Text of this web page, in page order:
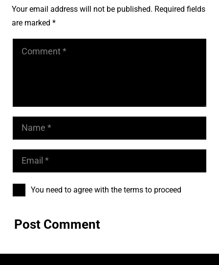
Your email address will not be published. Required fields
are marked *
You need to agree with the terms to proceed
Post Comment